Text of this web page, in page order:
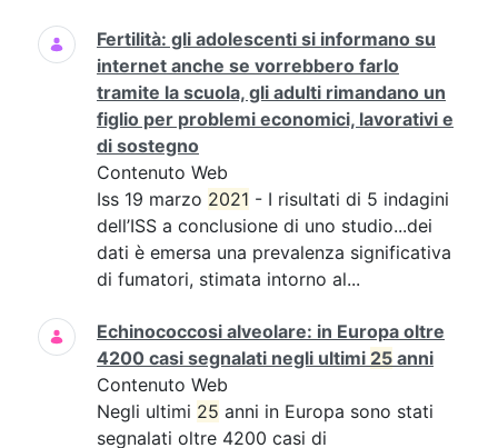
Fertilità: gli adolescenti si informano su
internet anche se vorrebbero farlo
tramite la scuola, gli adulti rimandano un
figlio per problemi economici, lavorativi e
di sostegno
Contenuto Web
Iss 19 marzo 2021 - I risultati di 5 indagini
dell’ISS a conclusione di uno studio...dei
dati è emersa una prevalenza significativa
di fumatori, stimata intorno al...
Echinococcosi alveolare: in Europa oltre
4200 casi segnalati negli ultimi 25 anni
Contenuto Web
Negli ultimi 25 anni in Europa sono stati
segnalati oltre 4200 casi di